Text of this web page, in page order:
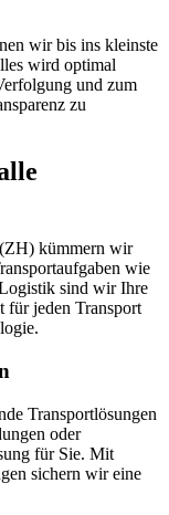
wir bis ins kleinste
wird optimal
und zum
zu
kümmern wir
wie
sind wir Ihre
für jeden Transport
Transportlösungen
oder
für Sie. Mit
sichern wir eine